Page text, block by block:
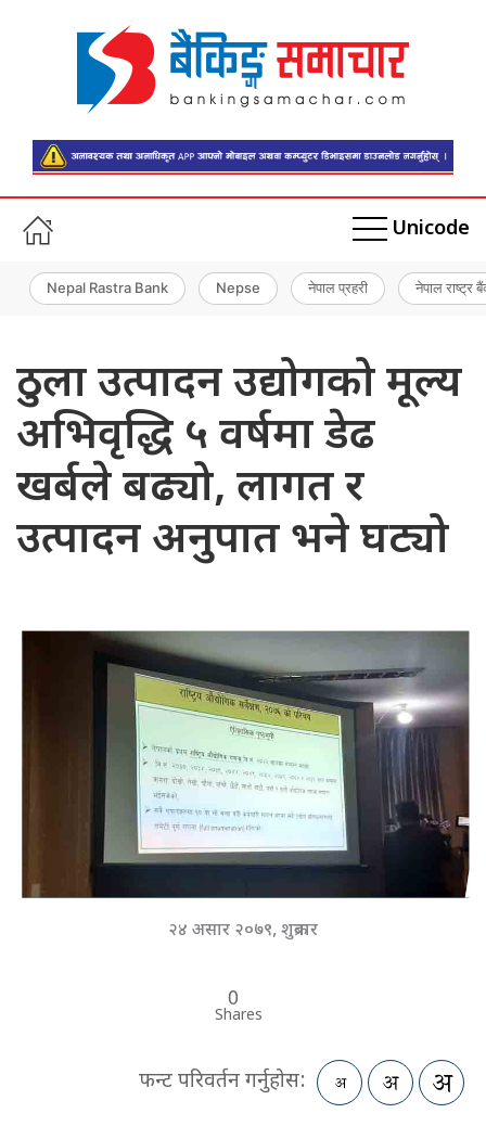
Unicode
Nepal Rastra Bank Nepse नेपाल प्रहरी नेपाल राष्ट्र
ठुला उत्पादन उद्योगको मूल्य
अभिवृद्धि ५ वर्षमा डेढ
खर्बले बढ्यो, लागत र
उत्पादन अनुपात भने घट्यो
२४ असार २०७९, शुक्रबार
0
Shares
फन्ट परिवर्तन गर्नुहोस: